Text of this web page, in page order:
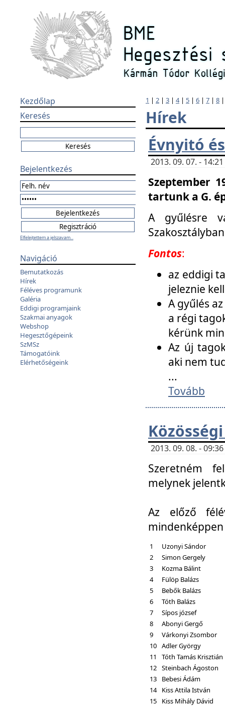
Kezdőlap
Keresés
Bejelentkezés
Elfelejtettem a jelszavam...
Navigáció
Bemutatkozás
Hírek
Féléves programunk
Galéria
Eddigi programjaink
Szakmai anyagok
Webshop
Hegesztőgépeink
SzMSz
Támogatóink
Elérhetőségeink
1 | 2 | 3 | 4| 5 | 6 | 7 | 8
Hírek
Évnyitó
2013. 09. 07. -
Szeptember
tartunk a G.
A gyűlésre
Fontos:
az eddigi
jeleznie
A gyűlés
a régi
kérünk
Az új
aki nem
...
Tovább
2013. 09. 08. -
Szeretném
melynek
Az előző
1
Uzonyi Sándor
2
Simon Gergely
3
Kozma Bálint
4
Fülöp Balázs
5
Bebők Balázs
6
Tóth Balázs
7
Sípos józsef
8
Abonyi Gergő
9
Várkonyi Zsombor
10 Adler György
11
Tóth Tamás Krisztián
12 Steinbach Ágoston
13
Bebesi Ádám
14 Kiss Attila István
15
Kiss Mihály Dávid